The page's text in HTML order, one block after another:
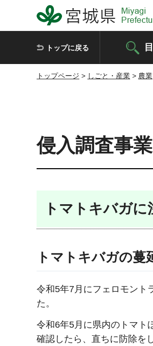
宮城県 Miyagi Prefectural
トップに戻る
トップページ > しごと・産業 > 農業
侵入調査事業
トマトキバガ
トマトキバガの蔓
令和5年7月にフェロモント
た。
令和6年5月に県内のトマ
確認したら、直ちに防除を